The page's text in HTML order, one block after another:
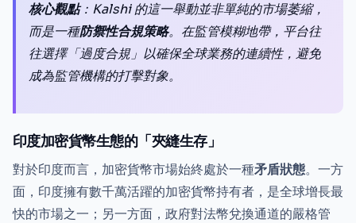
核心觀點：Kalshi 的這一舉動並非單純的市場萎縮，
而是一種防禦性合規策略。在監管模糊地帶，平台往
往選擇「過度合規」以確保全球業務的連續性，避免
成為監管機構的打擊對象。
印度加密貨幣生態的「夾縫生存」
對於印度而言，加密貨幣市場始終處於一種矛盾狀態。一方
面，印度擁有數千萬活躍的加密貨幣持有者，是全球增長最
快的市場之一；另一方面，政府對法幣兌換通道的嚴格管